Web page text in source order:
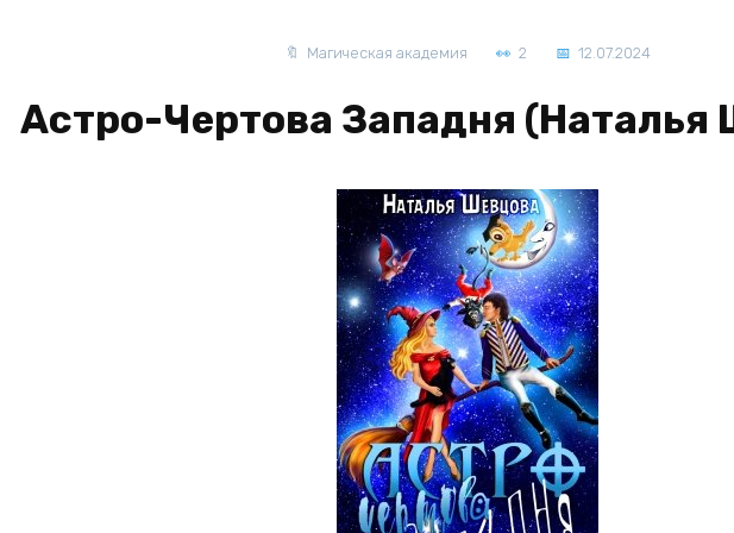
Магическая академия 2 12.07.2024
Астро-Чертова Западня (Наталья